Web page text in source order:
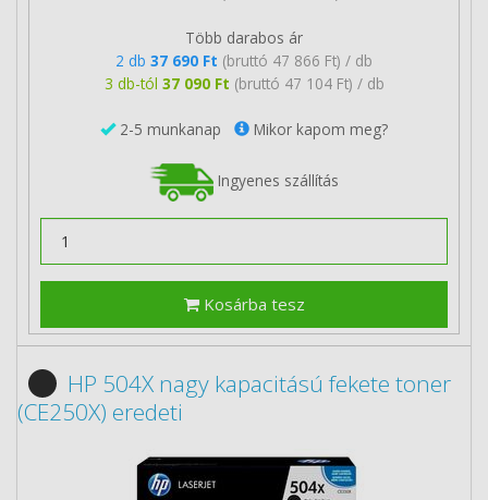
Több darabos ár
2 db 37 690 Ft (bruttó 47 866 Ft) / db
3 db-tól 37 090 Ft (bruttó 47 104 Ft) / db
2-5 munkanap Mikor kapom meg?
Ingyenes szállítás
Kosárba tesz
HP 504X nagy kapacitású fekete toner
(CE250X) eredeti